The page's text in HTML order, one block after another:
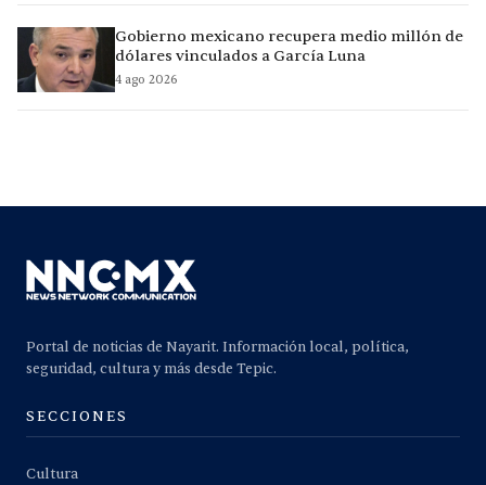
Gobierno mexicano recupera medio millón de
dólares vinculados a García Luna
4 ago 2026
Portal de noticias de Nayarit. Información local, política,
seguridad, cultura y más desde Tepic.
SECCIONES
Cultura